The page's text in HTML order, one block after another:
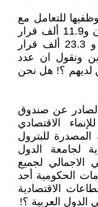
للتعامل مع
ترسانة تشريعية تضم 12.7 ألف قانون و11.9 ألف قرار
جمهوري و 2352 قرار رئيس وزراء و 23.3 ألف قرار
ونقول ان عدد
لديهم ؟! هل نحن
الصادر عن صندوق
الاقتصادي
المصدرة للبترول
لجامعة الدول
المحلي الاجمالي لجميع
الحكومية أحد
الاقتصادية
العربية ؟!